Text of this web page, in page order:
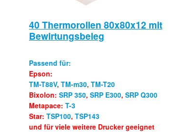
40 Thermorollen 80x80x12 mit
Bewirtungsbeleg
Passend für:
Epson:
TM-T88V,TM-m30,TM-T20
Bixolon:SRP 350,SRP E300,SRP Q300
Metapace:T-3
Star:TSP100,TSP143
und für viele weitere Drucker geeignet